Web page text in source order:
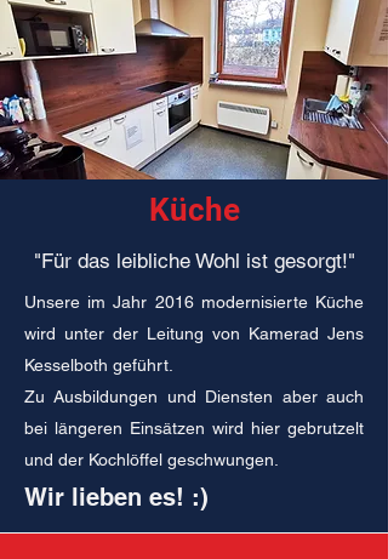
Küche
"Für das leibliche Wohl ist gesorgt!"
Unsere im Jahr 2016 modernisierte Küche
wird unter der Leitung von Kamerad Jens
Kesselboth geführt.
Zu Ausbildungen und Diensten aber auch
bei längeren Einsätzen wird hier gebrutzelt
und der Kochlöffel geschwungen.
Wir lieben es! :)